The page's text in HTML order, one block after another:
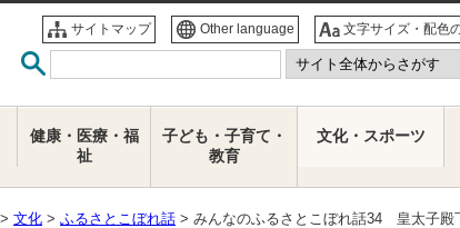
サイトマップ Other language 文字サイズ・配色
健康・医療・福
祉
子ども・子育て・
教育
文化・スポーツ
> 文化 > ふるさとこぼれ話 > みんなのふるさとこぼれ話34 皇太子殿